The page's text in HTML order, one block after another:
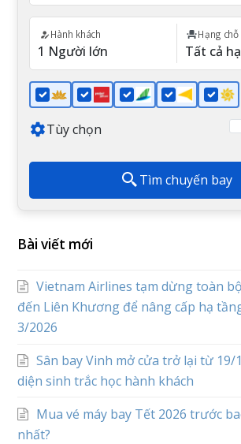
Hành khách Hạng chỗ
Tùy chọn
Tìm chuyến bay
Bài viết mới
Vietnam Airlines tạm dừng toàn
đến Liên Khương để nâng cấp hạ
3/2026
Sân bay Vinh mở cửa trở lại từ 19/
diện sinh trắc học hành khách
Mua vé máy bay Tết 2026 trước
nhất?